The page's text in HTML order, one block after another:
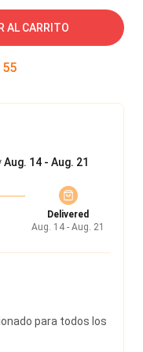
AL CARRITO
55
Aug. 14 - Aug. 21
Delivered
Aug. 14 - Aug. 21
para todos los